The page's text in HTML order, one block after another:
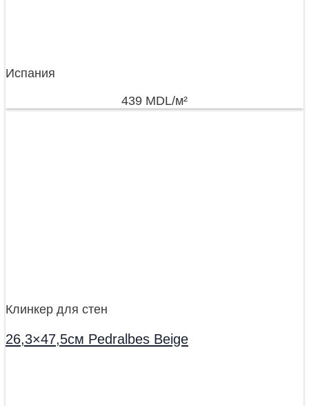
Испания
439 MDL/м²
Клинкер для стен
26,3×47,5см Pedralbes Beige